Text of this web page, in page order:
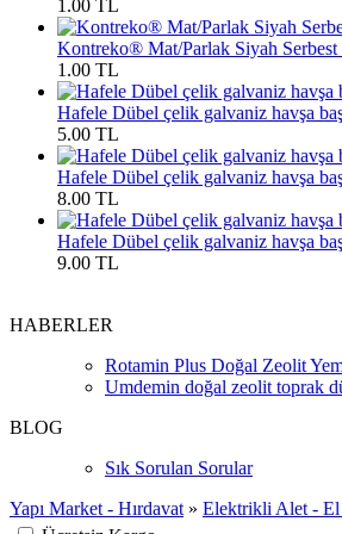
1.00 TL
Kontreko® Mat/Parlak Siyah
1.00 TL
Hafele Dübel çelik galvaniz havşa
5.00 TL
Hafele Dübel çelik galvaniz havşa
8.00 TL
Hafele Dübel çelik galvaniz havşa
9.00 TL
HABERLER
Rotamin Plus Doğal Zeolit Yem
Umdemin doğal zeolit toprak
BLOG
Sık Sorulan Sorular
Yapı Market - Hırdavat » Elektrikli Alet -